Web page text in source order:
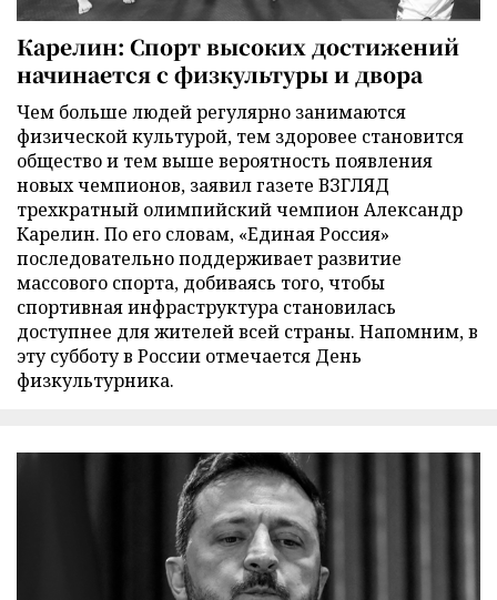
Карелин: Спорт высоких достижений
начинается с физкультуры и двора
Чем больше людей регулярно занимаются
физической культурой, тем здоровее становится
общество и тем выше вероятность появления
новых чемпионов, заявил газете ВЗГЛЯД
трехкратный олимпийский чемпион Александр
Карелин. По его словам, «Единая Россия»
последовательно поддерживает развитие
массового спорта, добиваясь того, чтобы
спортивная инфраструктура становилась
доступнее для жителей всей страны. Напомним, в
эту субботу в России отмечается День
физкультурника.